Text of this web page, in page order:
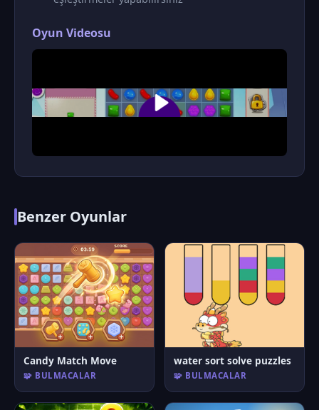
Oyun Videosu
Benzer Oyunlar
Candy Match Move
🧩 BULMACALAR
water sort solve puzzles
🧩 BULMACALAR